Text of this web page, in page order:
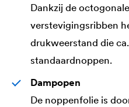
Dankzij de
verstevigingsribben
drukweerstand die
standaardnoppen.
Dampopen
De noppenfolie is